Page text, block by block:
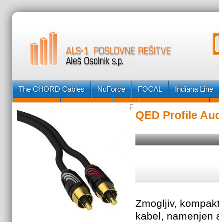
The CHORD Cables NuForce FOCAL Indiana Line
KEF
QED Profile
Zmogljiv,
kabel, namenjen